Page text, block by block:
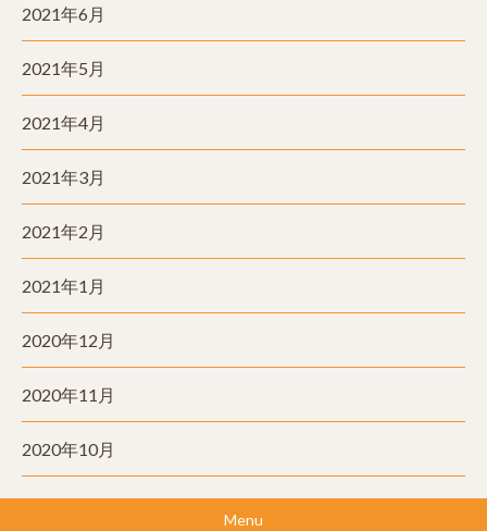
2021年6月
2021年5月
2021年4月
2021年3月
2021年2月
2021年1月
2020年12月
2020年11月
2020年10月
Menu